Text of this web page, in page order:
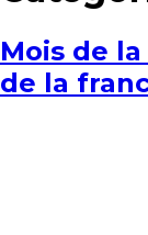
Mois de
de la